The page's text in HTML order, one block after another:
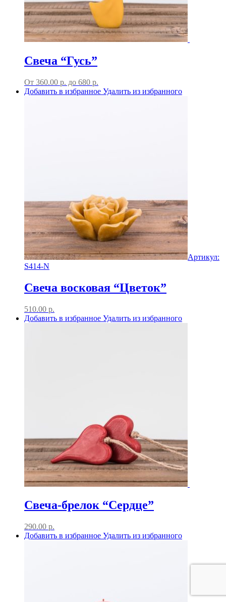
Свеча “Гусь”
От 360.00 р. до 680 р.
Добавить в избранное Удалить из избранного
Артикул:
S414-N
Свеча восковая “Цветок”
510.00 р.
Добавить в избранное Удалить из избранного
Свеча-брелок “Сердце”
290.00 р.
Добавить в избранное Удалить из избранного